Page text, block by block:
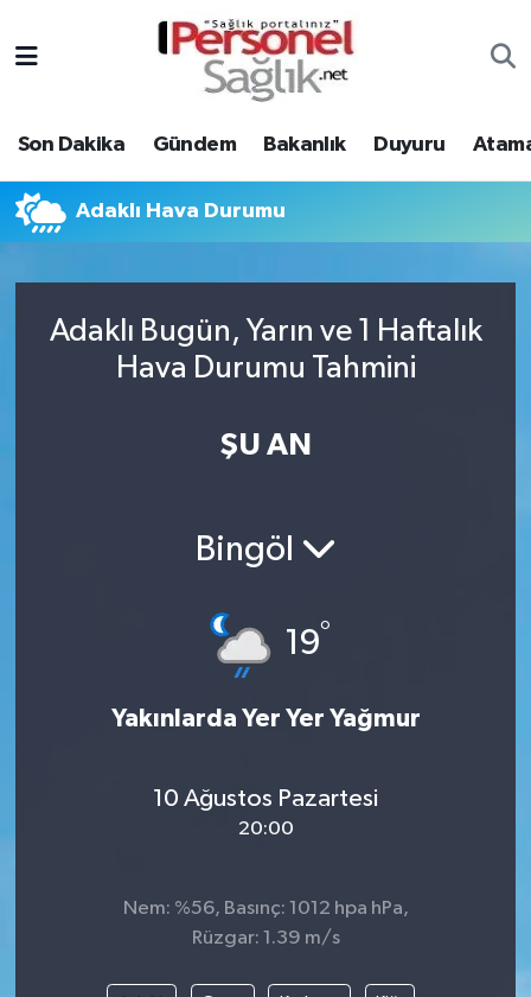
Son Dakika Gündem Bakanlık Duyuru
Adaklı Hava Durumu
Adaklı Bugün, Yarın ve 1 Haftalık
Hava Durumu Tahmini
ŞU AN
Bingöl
19°
Yakınlarda Yer Yer Yağmur
10 Ağustos Pazartesi
20:00
Nem: %56, Basınç: 1012 hpa hPa,
Rüzgar: 1.39 m/s
Gündem
Bakanlık
Atamalar
Nöbetçi Eczaneler
Hava Durumu
Trafik Durumu
Tüm Manşetler